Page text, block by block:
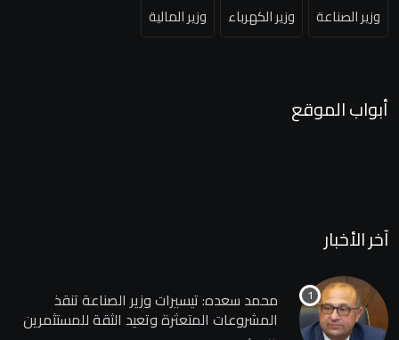
وزير الصناعة
وزير الكهرباء وزير المالية
أبواب الموقع
آخر الأخبار
محمد سعده: تيسيرات وزير الصناعة تنقذ
المشروعات المتعثرة وتعيد الثقة للمستثمرين